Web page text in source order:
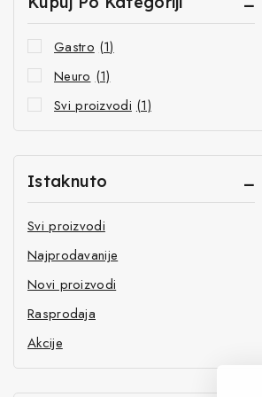
Gastro (1)
Neuro (1)
Svi proizvodi (1)
Istaknuto
Svi proizvodi
Najprodavanije
Novi proizvodi
Rasprodaja
Akcije